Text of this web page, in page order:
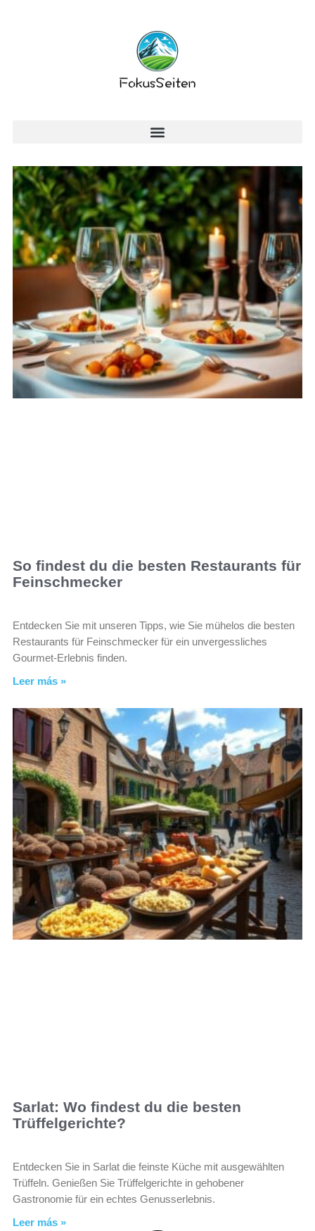
So findest du die besten Restaurants für
Feinschmecker
Entdecken Sie mit unseren Tipps, wie Sie mühelos die besten
Restaurants für Feinschmecker für ein unvergessliches
Gourmet-Erlebnis finden.
Leer más »
Sarlat: Wo findest du die besten
Trüffelgerichte?
Entdecken Sie in Sarlat die feinste Küche mit ausgewählten
Trüffeln. Genießen Sie Trüffelgerichte in gehobener
Gastronomie für ein echtes Genusserlebnis.
Leer más »